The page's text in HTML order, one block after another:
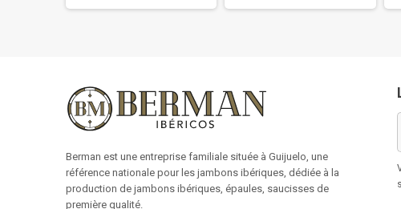
Berman est une entreprise familiale située à Guijuelo, une
référence nationale pour les jambons ibériques, dédiée à la
production de jambons ibériques, épaules, saucisses de
première qualité.